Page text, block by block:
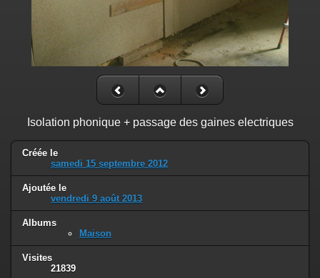
Isolation phonique + passage des gaines electriques
Créée le
samedi 15 septembre 2012
Ajoutée le
vendredi 9 août 2013
Albums
Maison
Visites
21839